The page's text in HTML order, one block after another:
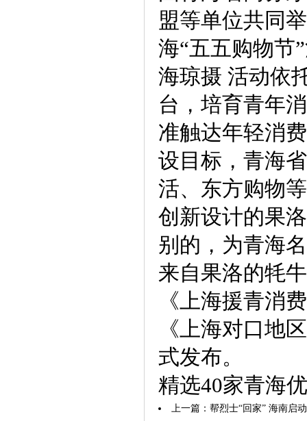
盟等单位共同
海“五五购物节
海琼摄 活动依
台，培育青年
准触达年轻消
设目标，青海
活、东方购物
创新设计的果
别的，为青海
来自果洛的牦
《上海援青消
《上海对口地
式发布。
精选40家青海
上一篇： 帮烈士“回家” 海南启